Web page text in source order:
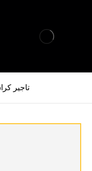
تاجير